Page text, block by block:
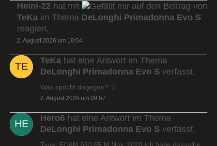
Heini-22 hat mit
auf den Beitrag von
TeKa im Thema DeLonghi Primadonna Evo S
reagiert.
2. August 2026 um 10:04
TeKa hat eine Antwort im Thema
DeLonghi Primadonna Evo S verfasst.
Was spricht dagegen? :)
2. August 2026 um 09:57
Hero6 hat eine Antwort im Thema
DeLonghi Primadonna Evo S verfasst.
Type: ECAM 510.55.M Nov. 2020 Ich habe dasselbe